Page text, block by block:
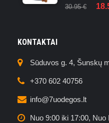
30.95€
KONTAKTAI
Sūduvos g. 4, Šunskų
+370 602 40756
info@7uodegos.lt
Nuo 9:00 iki 17:00, Nuo